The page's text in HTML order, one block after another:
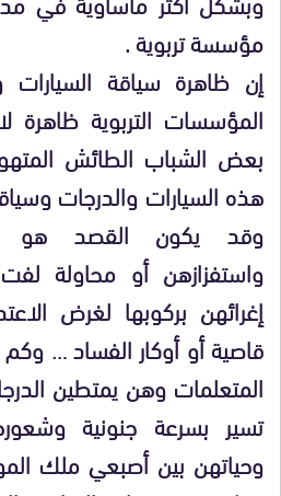
مؤسسة تربوية .
إن ظاهرة سياقة السيارات
المؤسسات التربوية ظاهرة
بعض الشباب الطائش
هذه السيارات والدرجات
وقد يكون القصد هو
واستفزازهن أو محاولة
إغرائهن بركوبها لغرض
قاصية أو أوكار الفساد …
المتعلمات وهن يمتطين
تسير بسرعة جنونية
وحياتهن بين أصبعي ملك